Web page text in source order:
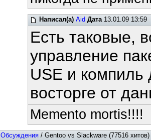
Написал(а) Aid Дата13.01.09 13:59
Есть таковые,
управление
USE и
восторге от
Memento mortis!!!!
Обсуждения / Gentoo vs Slackware (77516 хитов)